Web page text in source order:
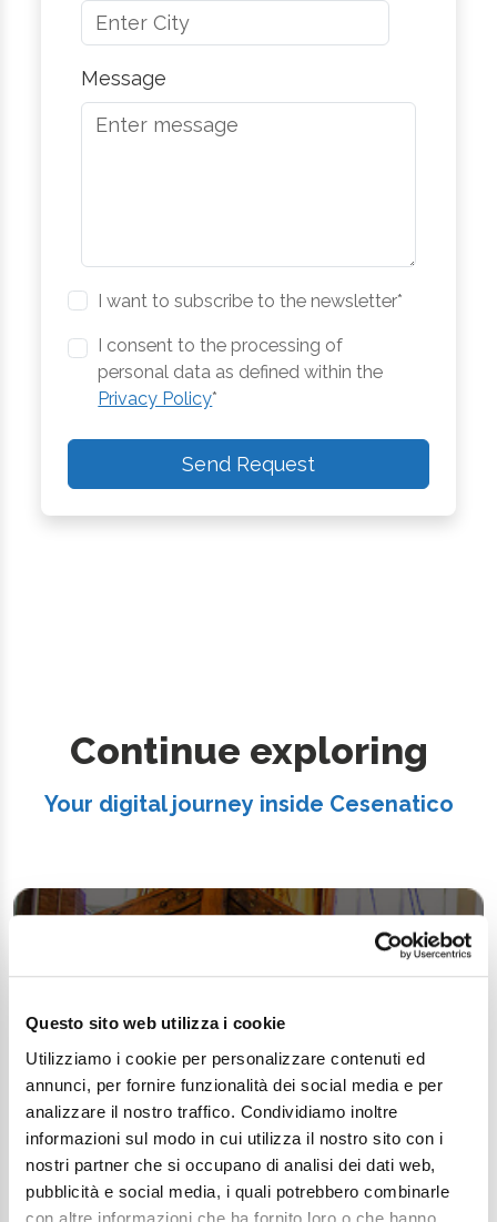
Questo sito web utilizza i cookie
Utilizziamo i cookie per personalizzare contenuti ed
annunci, per fornire funzionalità dei social media e per
analizzare il nostro traffico. Condividiamo inoltre
informazioni sul modo in cui utilizza il nostro sito con i
nostri partner che si occupano di analisi dei dati web,
pubblicità e social media, i quali potrebbero combinarle
con altre informazioni che ha fornito loro o che hanno
Message
I want to subscribe to the newsletter*
I consent to the processing of
personal data as defined within the
Privacy Policy*
Send Request
Continue exploring
Your digital journey inside Cesenatico